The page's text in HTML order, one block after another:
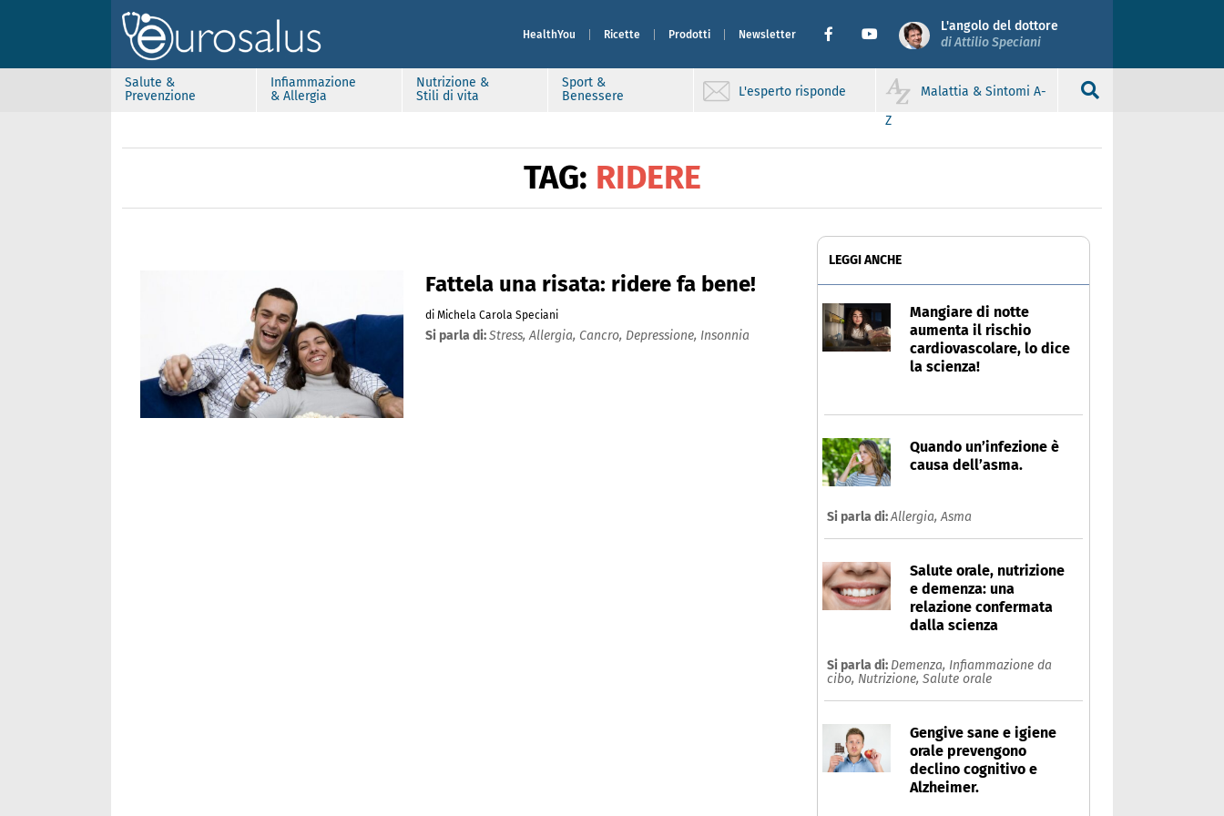
HealthYou Ricette Prodotti Newsletter
L'angolo del dottore
di Attilio Speciani
Salute &
Prevenzione
Infiammazione
& Allergia
Nutrizione &
Stili di vita
Sport &
Benessere
L'esperto risponde
Malattia & Sintomi A-
Z
TAG: RIDERE
Fattela una risata: ridere fa bene!
di Michela Carola Speciani
Si parla di:Stress,Allergia, Cancro, Depressione, Insonnia
LEGGI ANCHE
Mangiare di notte
aumenta il rischio
cardiovascolare, lo dice
la scienza!
Quando un’infezione è
causa dell’asma.
Si parla di:Allergia,Asma
Salute orale, nutrizione
e demenza: una
relazione confermata
dalla scienza
Si parla di: Demenza, Infiammazione da
cibo, Nutrizione, Salute orale
Gengive sane e igiene
orale prevengono
declino cognitivo e
Alzheimer.